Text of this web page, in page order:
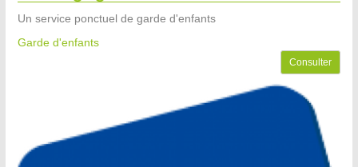
Un service ponctuel de garde d'enfants
Garde d'enfants
Consulter